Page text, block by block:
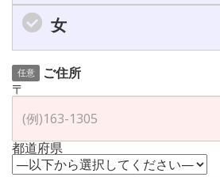
女
任意
ご住所
〒
都道府県